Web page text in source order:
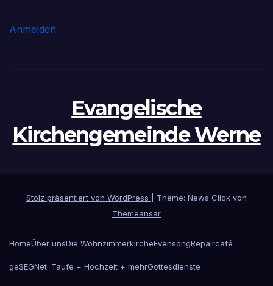
Anmelden
Evangelische
Kirchengemeinde Werne
Stolz präsentiert von WordPress
Theme: News Click von
Themeansar
HomeÜber unsDie WohnzimmerkircheEvensongRepaircafé
geSEGNet: Taufe + Hochzeit + mehrGottesdienste